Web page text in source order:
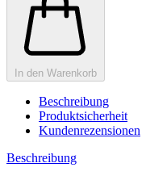
In den Warenkorb
Beschreibung
Produktsicherheit
Kundenrezensionen
Beschreibung